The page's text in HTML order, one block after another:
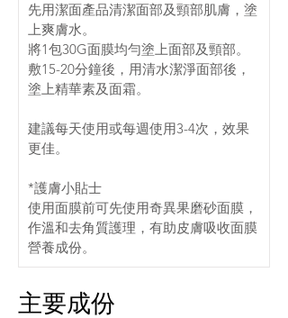
先用潔面產品清潔面部及頸部肌膚，塗
上爽膚水。
將1包30G面膜均勻塗上面部及頸部。
敷15-20分鐘後，用清水潔淨面部後，
塗上精華素及面霜。
建議每天使用或每週使用3-4次，效果
更佳。
*護膚小貼士
使用面膜前可先使用奇異果磨砂面膜，
作溫和去角質護理，有助皮膚吸收面膜
營養成份。
主要成份